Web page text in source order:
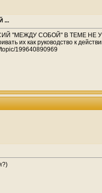
...
СОБОЙ" В ТЕМЕ НЕ
их как руководство к
199640890969